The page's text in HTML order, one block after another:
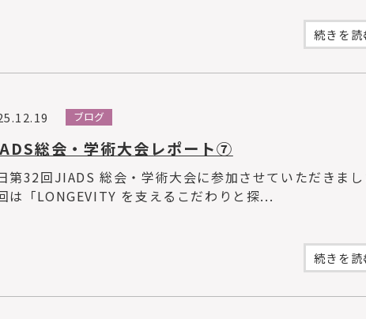
続きを読
ブログ
総会・学術大会レポート⑦
第32回JIADS 総会・学術大会に参加させていただきまし
は「LONGEVITY を支えるこだわりと探...
続きを読